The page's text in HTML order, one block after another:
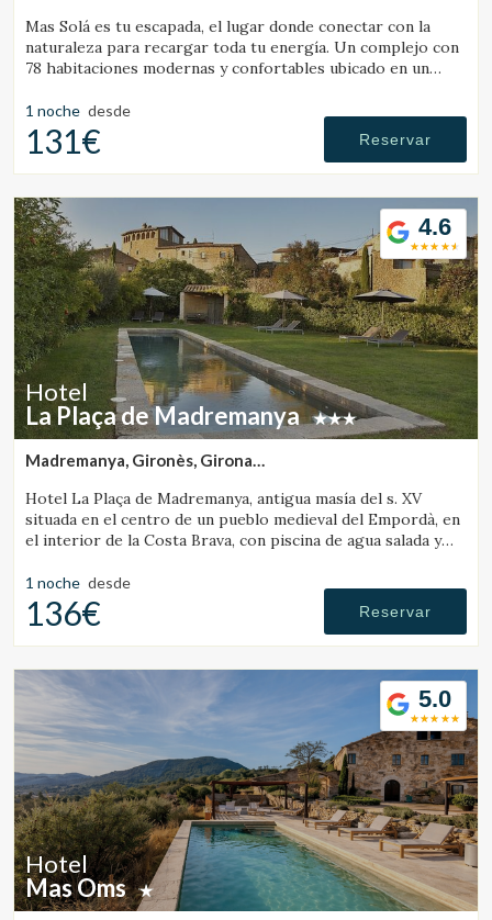
Mas Solá es tu escapada, el lugar donde conectar con la
naturaleza para recargar toda tu energía. Un complejo con
78 habitaciones modernas y confortables ubicado en un
1 noche desde
131€ Reservar
4.6
Hotel
La Plaça de Madremanya
Madremanya, Gironès, Girona
Hotel La Plaça de Madremanya, antigua masía del s. XV
situada en el centro de un pueblo medieval del Empordà, en
el interior de la Costa Brava, con piscina de agua salada y
1 noche desde
136€ Reservar
5.0
Hotel
Mas Oms